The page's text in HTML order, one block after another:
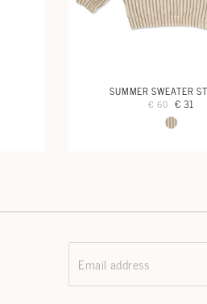
SUMMER SWEATER
€ 60 € 31
Email address